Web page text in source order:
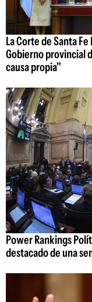
La Corte de Santa
Gobierno provincial
causa propia"
Power Rankings
destacado de una